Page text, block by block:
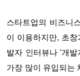
스타트업의 비즈니
이 이용하지만, 초
발자 인터뷰나 '개
가장 많이 유입되는